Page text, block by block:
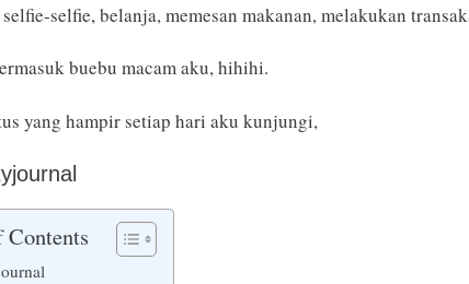
selfie, belanja, memesan makanan, melakukan
buebu macam aku, hihihi.
yang hampir setiap hari aku kunjungi,
Contents